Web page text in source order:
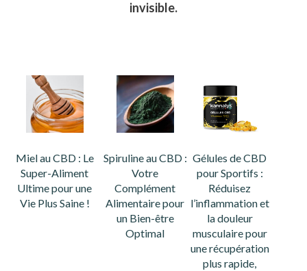
invisible.
Miel au CBD : Le
Super-Aliment
Ultime pour une
Vie Plus Saine !
Spiruline au CBD :
Votre
Complément
Alimentaire pour
un Bien-être
Optimal
Gélules de CBD
pour Sportifs :
Réduisez
l’inflammation et
la douleur
musculaire pour
une récupération
plus rapide,